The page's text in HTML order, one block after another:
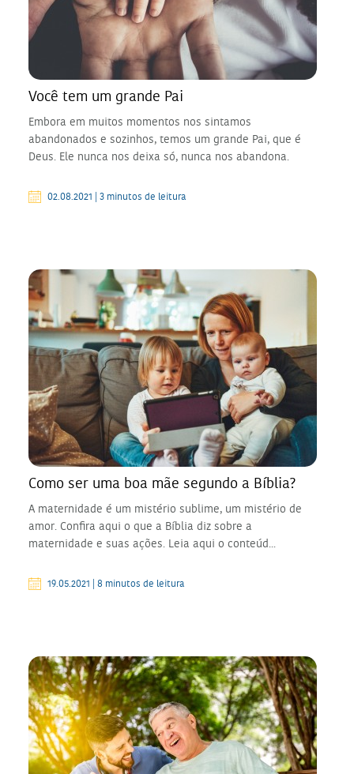
Você tem um grande Pai
Embora em muitos momentos nos sintamos
abandonados e sozinhos, temos um grande Pai, que é
Deus. Ele nunca nos deixa só, nunca nos abandona.
02.08.2021 | 3 minutos de leitura
Como ser uma boa mãe segundo a Bíblia?
A maternidade é um mistério sublime, um mistério de
amor. Confira aqui o que a Bíblia diz sobre a
maternidade e suas ações. Leia aqui o conteúd...
19.05.2021 | 8 minutos de leitura